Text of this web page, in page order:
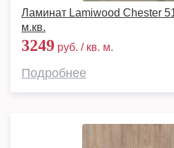
Ламинат Lamiwood Chester
м.кв.
3249 руб. / кв. м.
Подробнее